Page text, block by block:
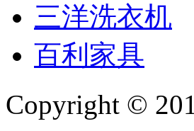
三洋洗衣机
百利家具
Copyright ©